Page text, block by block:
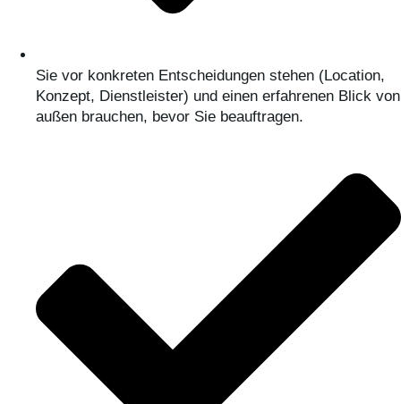
Sie vor konkreten Entscheidungen stehen (Location,
Konzept, Dienstleister) und einen erfahrenen Blick von
außen brauchen, bevor Sie beauftragen.